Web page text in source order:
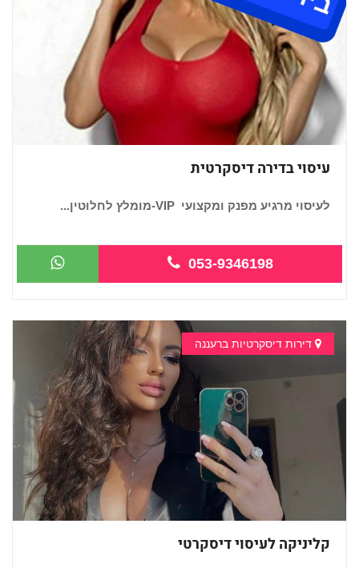
עיסוי בדירה דיסקרטית
לעיסוי מרגיע מפנק ומקצועי VIP-מומלץ לחלוטין...
053-9346198
דירות דיסקרטיות ברעננה
קליניקה לעיסוי דיסקרטי